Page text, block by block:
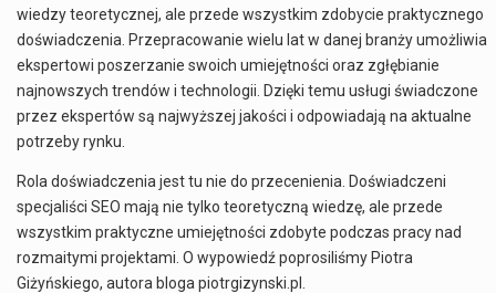
wiedzy teoretycznej, ale przede wszystkim zdobycie praktycznego
doświadczenia. Przepracowanie wielu lat w danej branży umożliwia
ekspertowi poszerzanie swoich umiejętności oraz zgłębianie
najnowszych trendów i technologii. Dzięki temu usługi świadczone
przez ekspertów są najwyższej jakości i odpowiadają na aktualne
potrzeby rynku.
Rola doświadczenia jest tu nie do przecenienia. Doświadczeni
specjaliści SEO mają nie tylko teoretyczną wiedzę, ale przede
wszystkim praktyczne umiejętności zdobyte podczas pracy nad
rozmaitymi projektami. O wypowiedź poprosiliśmy Piotra
Giżyńskiego, autora bloga piotrgizynski.pl.